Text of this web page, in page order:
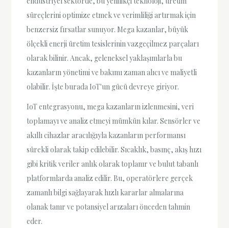
süreçlerini optimize etmek ve verimliliği artırmak için
benzersiz fırsatlar sunuyor. Mega kazanlar, büyük
ölçekli enerji üretim tesislerinin vazgeçilmez parçaları
olarak bilinir. Ancak, geleneksel yaklaşımlarla bu
kazanların yönetimi ve bakımı zaman alıcı ve maliyetli
olabilir. İşte burada IoT'un gücü devreye giriyor.
IoT entegrasyonu, mega kazanların izlenmesini, veri
toplamayı ve analiz etmeyi mümkün kılar. Sensörler ve
akıllı cihazlar aracılığıyla kazanların performansı
sürekli olarak takip edilebilir. Sıcaklık, basınç, akış hızı
gibi kritik veriler anlık olarak toplanır ve bulut tabanlı
platformlarda analiz edilir. Bu, operatörlere gerçek
zamanlı bilgi sağlayarak hızlı kararlar almalarına
olanak tanır ve potansiyel arızaları önceden tahmin
eder.